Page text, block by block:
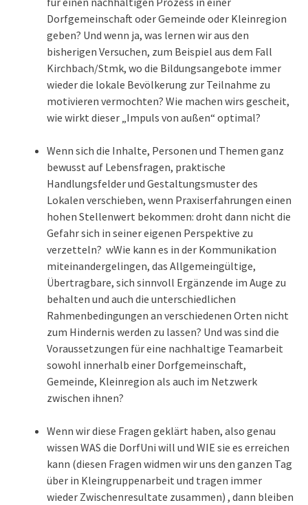
Dorfgemeinschaft oder Gemeinde oder Kleinregion
geben? Und wenn ja, was lernen wir aus den
bisherigen Versuchen, zum Beispiel aus dem Fall
Kirchbach/Stmk, wo die Bildungsangebote immer
wieder die lokale Bevölkerung zur Teilnahme zu
motivieren vermochten? Wie machen wirs gescheit,
wie wirkt dieser „Impuls von außen“ optimal?
Wenn sich die Inhalte, Personen und Themen ganz
bewusst auf Lebensfragen, praktische
Handlungsfelder und Gestaltungsmuster des
Lokalen verschieben, wenn Praxiserfahrungen einen
hohen Stellenwert bekommen: droht dann nicht die
Gefahr sich in seiner eigenen Perspektive zu
verzetteln? wWie kann es in der Kommunikation
miteinandergelingen, das Allgemeingültige,
Übertragbare, sich sinnvoll Ergänzende im Auge zu
behalten und auch die unterschiedlichen
Rahmenbedingungen an verschiedenen Orten nicht
zum Hindernis werden zu lassen? Und was sind die
Voraussetzungen für eine nachhaltige Teamarbeit
sowohl innerhalb einer Dorfgemeinschaft,
Gemeinde, Kleinregion als auch im Netzwerk
zwischen ihnen?
Wenn wir diese Fragen geklärt haben, also genau
wissen WAS die DorfUni will und WIE sie es erreichen
kann (diesen Fragen widmen wir uns den ganzen Tag
über in Kleingruppenarbeit und tragen immer
wieder Zwischenresultate zusammen) , dann bleiben